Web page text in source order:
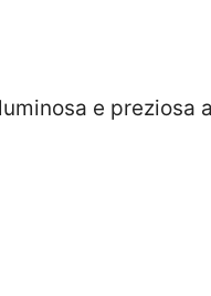
e preziosa